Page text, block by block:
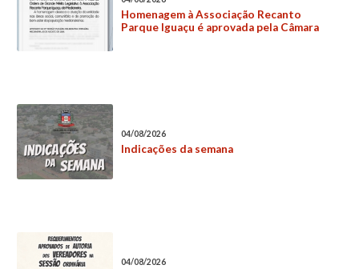
Homenagem à Associação Recanto
Parque Iguaçu é aprovada pela Câmara
04/08/2026
Indicações da semana
04/08/2026